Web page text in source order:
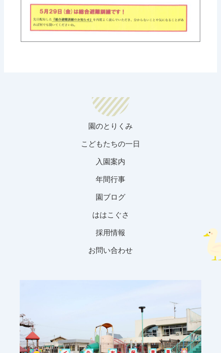
園のとりくみ
こどもたちの一日
入園案内
年間行事
園ブログ
ははこぐさ
採用情報
お問い合わせ